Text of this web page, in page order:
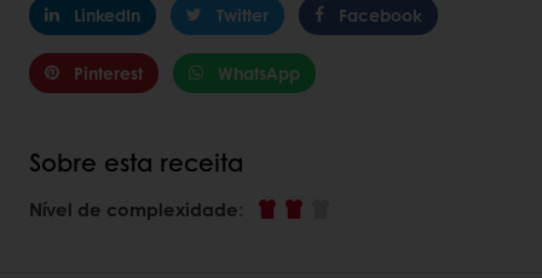
LinkedIn
Twitter Facebook
Pinterest WhatsApp
Sobre esta receita
Nível de complexidade: